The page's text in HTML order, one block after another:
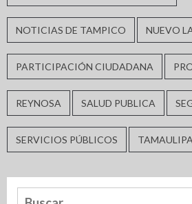
NOTICIAS DE TAMPICO NUEVO
PARTICIPACIÓN CIUDADANA
REYNOSA SALUD PUBLICA
SERVICIOS PÚBLICOS
Buscar: